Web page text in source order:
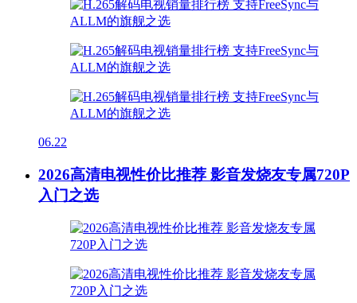
06.22
2026高清电视性价比推荐 影音发烧友专属720P
入门之选